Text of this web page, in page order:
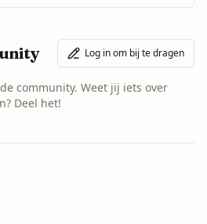
Log in om bij te dragen
community. Weet jij iets over
? Deel het!